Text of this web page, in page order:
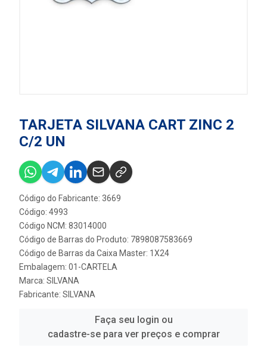
TARJETA SILVANA CART ZINC 2
C/2 UN
Código do Fabricante: 3669
Código: 4993
Código NCM: 83014000
Código de Barras do Produto: 7898087583669
Código de Barras da Caixa Master: 1X24
Embalagem: 01-CARTELA
Marca: SILVANA
Fabricante: SILVANA
Faça seu login ou
cadastre-se para ver preços e comprar